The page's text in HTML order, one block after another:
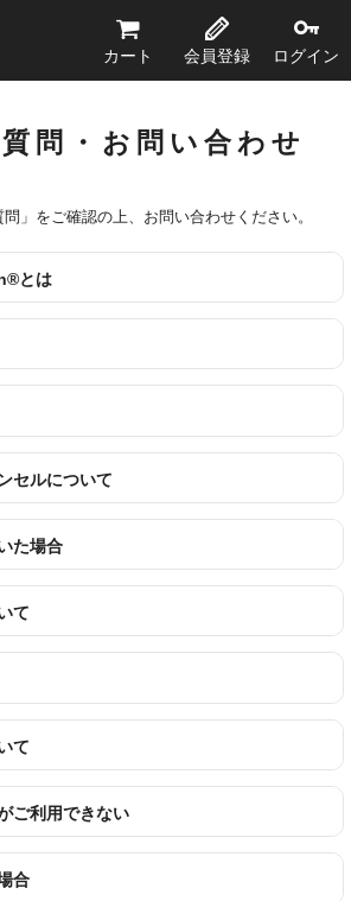
カート 会員登録 ログイン
問・お問い合わせ
」をご確認の上、お問い合わせください。
とは
セルについて
た場合
て
て
ご利用できない
合